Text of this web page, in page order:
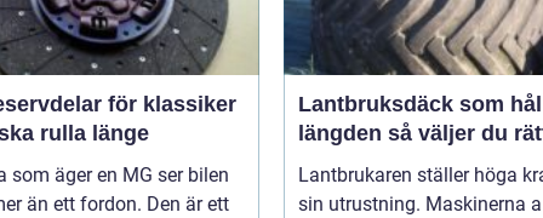
för klassiker
rulla länge
som äger en MG ser bilen
än ett fordon. Den är ett
Lantbruksdäck som
längden så väljer du
Lantbrukaren ställer höga
sin utrustning. Maskinerna